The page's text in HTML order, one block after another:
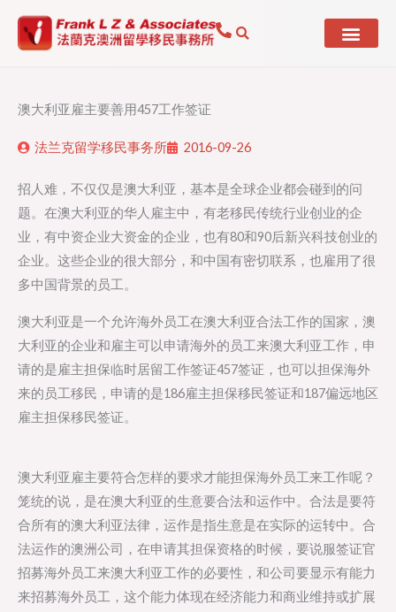
澳大利亚雇主要善用457工作签证
法兰克留学移民事务所 2016-09-26
招人难，不仅仅是澳大利亚，基本是全球企业都会碰到的问
题。在澳大利亚的华人雇主中，有老移民传统行业创业的企
业，有中资企业大资金的企业，也有80和90后新兴科技创业的
企业。这些企业的很大部分，和中国有密切联系，也雇用了很
多中国背景的员工。
澳大利亚是一个允许海外员工在澳大利亚合法工作的国家，澳
大利亚的企业和雇主可以申请海外的员工来澳大利亚工作，申
请的是雇主担保临时居留工作签证457签证，也可以担保海外
来的员工移民，申请的是186雇主担保移民签证和187偏远地区
雇主担保移民签证。
澳大利亚雇主要符合怎样的要求才能担保海外员工来工作呢？
笼统的说，是在澳大利亚的生意要合法和运作中。合法是要符
合所有的澳大利亚法律，运作是指生意是在实际的运转中。合
法运作的澳洲公司，在申请其担保资格的时候，要说服签证官
招募海外员工来澳大利亚工作的必要性，和公司要显示有能力
来招募海外员工，这个能力体现在经济能力和商业维持或扩展